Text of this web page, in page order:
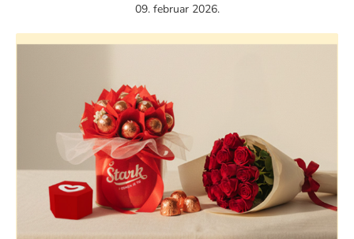
09. februar 2026.